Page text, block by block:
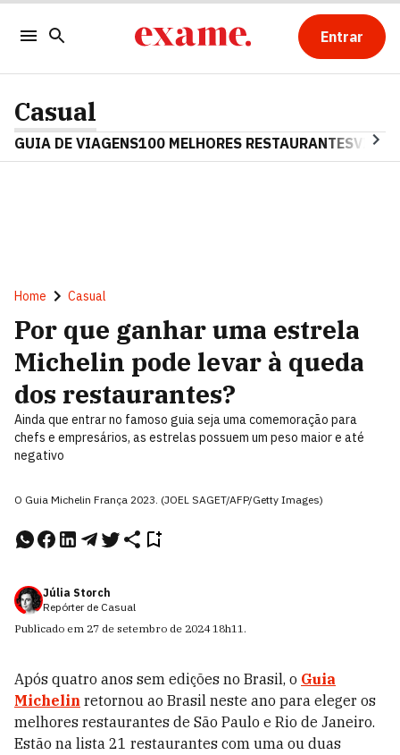
Entrar
Casual
GUIA DE VIAGENS100 MELHORES RESTAURANTES
Home Casual
Por que ganhar uma estrela
Michelin pode levar à queda
dos restaurantes?
Ainda que entrar no famoso guia seja uma comemoração para
chefs e empresários, as estrelas possuem um peso maior e até
negativo
O Guia Michelin França 2023. (JOEL SAGET/AFP/Getty Images)
Júlia Storch
Repórter de Casual
Publicado em 27 de setembro de 2024 18h11.
Após quatro anos sem edições no Brasil, o Guia
Michelin retornou ao Brasil neste ano para eleger os
melhores restaurantes de São Paulo e Rio de Janeiro.
Estão na lista 21 restaurantes com uma ou duas